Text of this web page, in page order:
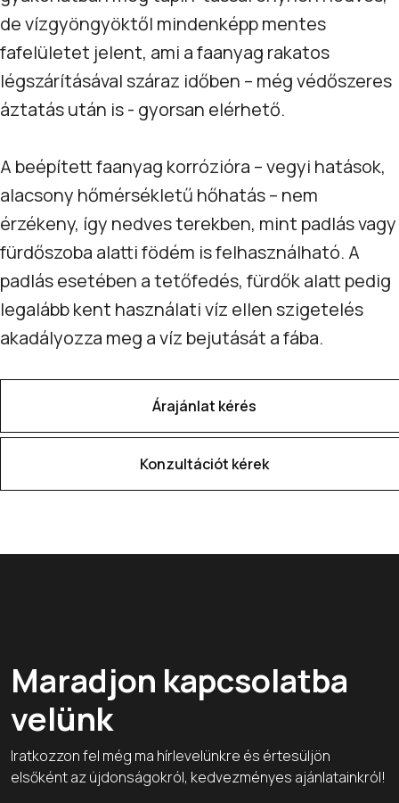
de vízgyöngyöktől mindenképp mentes
fafelületet jelent, ami a faanyag rakatos
légszárításával száraz időben – még védőszeres
áztatás után is - gyorsan elérhető.
A beépített faanyag korrózióra – vegyi hatások,
alacsony hőmérsékletű hőhatás – nem
érzékeny, így nedves terekben, mint padlás vagy
fürdőszoba alatti födém is felhasználható. A
padlás esetében a tetőfedés, fürdők alatt pedig
legalább kent használati víz ellen szigetelés
akadályozza meg a víz bejutását a fába.
Árajánlat kérés
Konzultációt kérek
Maradjon kapcsolatba
velünk
Iratkozzon fel még ma hírlevelünkre és értesüljön
elsőként az újdonságokról, kedvezményes ajánlatainkról!